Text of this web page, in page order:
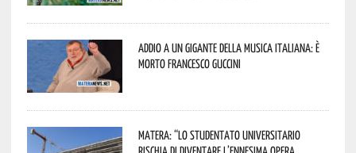
Addio a un gigante della musica italiana: è
morto Francesco Guccini
Matera: “Lo studentato universitario